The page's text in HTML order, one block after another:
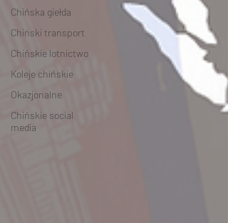
Chińska giełda
Chiński transport
Chińskie lotnictwo
Koleje chińskie
Okazjonalne
Chińskie social
media